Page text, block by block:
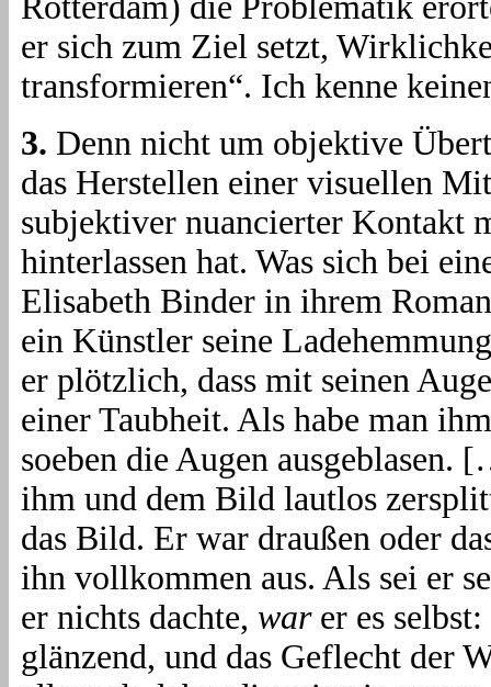
er sich zum Ziel setzt,
transformieren“. Ich kenne
3. Denn nicht um objektive
das Herstellen einer visuellen
subjektiver nuancierter Kontakt
hinterlassen hat. Was sich bei
Elisabeth Binder in ihrem
ein Künstler seine
er plötzlich, dass mit seinen
einer Taubheit. Als habe man
soeben die Augen ausgeblasen.
ihm und dem Bild lautlos
das Bild. Er war draußen oder
ihn vollkommen aus. Als sei er
er nichts dachte, war er es
glänzend, und das Geflecht der